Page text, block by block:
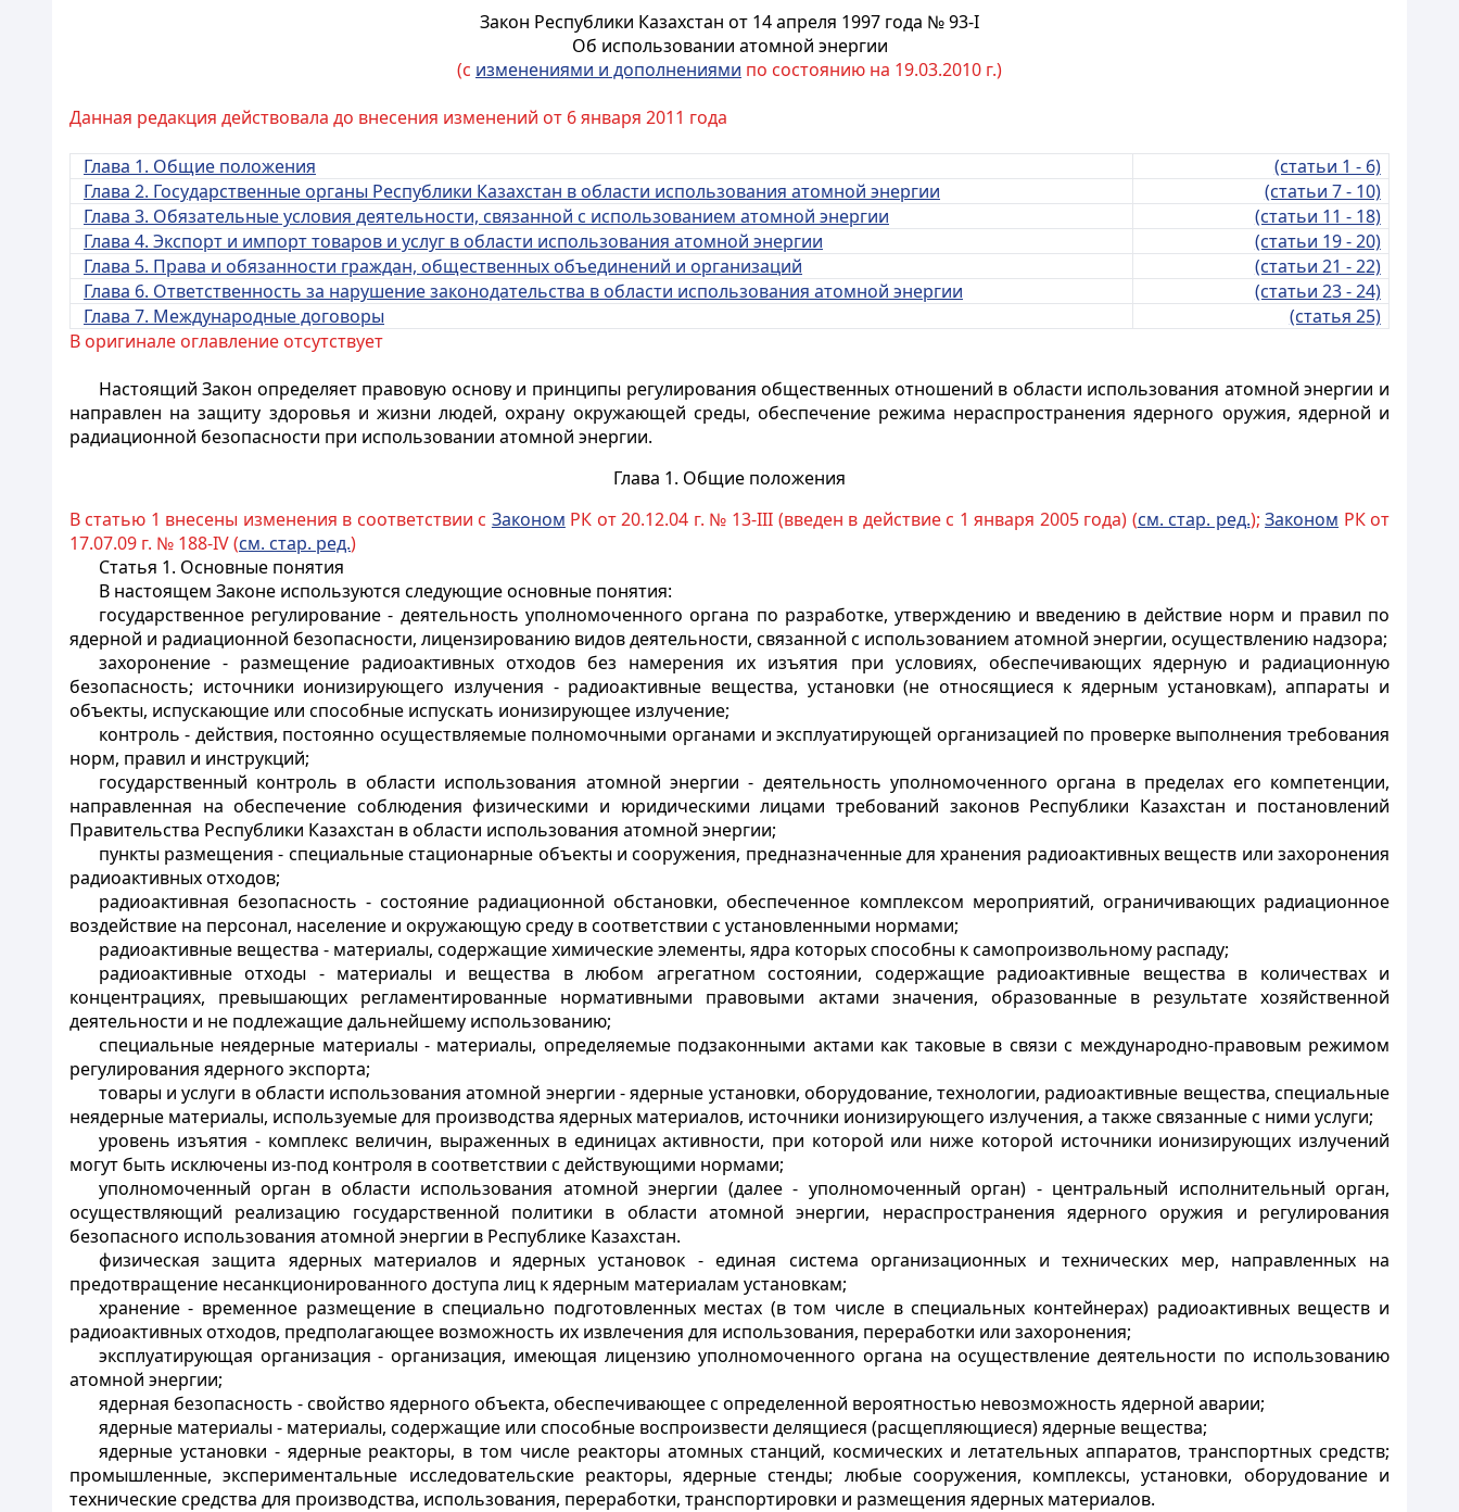
Закон Республики Казахстан от 14 апреля 1997 года № 93-I
Об использовании атомной энергии
(с изменениями и дополнениями по состоянию на 19.03.2010 г.)
Данная редакция действовала до внесения изменений от 6 января 2011 года
Глава 1. Общие положения
(статьи 1 - 6)
Глава 2. Государственные органы Республики Казахстан в области использования атомной энергии
(статьи 7 - 10)
Глава 3. Обязательные условия деятельности, связанной с использованием атомной энергии
(статьи 11 - 18)
Глава 4. Экспорт и импорт товаров и услуг в области использования атомной энергии
(статьи 19 - 20)
Глава 5. Права и обязанности граждан, общественных объединений и организаций
(статьи 21 - 22)
Глава 6. Ответственность за нарушение законодательства в области использования атомной энергии
(статьи 23 - 24)
Глава 7. Международные договоры
(статья 25)
В оригинале оглавление отсутствует
Настоящий Закон определяет правовую основу и принципы регулирования общественных отношений в области использования атомной энергии и
направлен на защиту здоровья и жизни людей, охрану окружающей среды, обеспечение режима нераспространения ядерного оружия, ядерной и
радиационной безопасности при использовании атомной энергии.
Глава 1. Общие положения
В статью 1 внесены изменения в соответствии с Законом РК от 20.12.04 г. № 13-III (введен в действие с 1 января 2005 года) (см. стар. ред.);Законом РК от
17.07.09 г. № 188-IV (см. стар. ред.)
Статья 1. Основные понятия
В настоящем Законе используются следующие основные понятия:
государственное регулирование - деятельность уполномоченного органа по разработке, утверждению и введению в действие норм и правил по
ядерной и радиационной безопасности, лицензированию видов деятельности, связанной с использованием атомной энергии, осуществлению надзора;
захоронение - размещение радиоактивных отходов без намерения их изъятия при условиях, обеспечивающих ядерную и радиационную
безопасность; источники ионизирующего излучения - радиоактивные вещества, установки (не относящиеся к ядерным установкам), аппараты и
объекты, испускающие или способные испускать ионизирующее излучение;
контроль - действия, постоянно осуществляемые полномочными органами и эксплуатирующей организацией по проверке выполнения требования
норм, правил и инструкций;
государственный контроль в области использования атомной энергии - деятельность уполномоченного органа в пределах его компетенции,
направленная на обеспечение соблюдения физическими и юридическими лицами требований законов Республики Казахстан и постановлений
Правительства Республики Казахстан в области использования атомной энергии;
пункты размещения - специальные стационарные объекты и сооружения, предназначенные для хранения радиоактивных веществ или захоронения
радиоактивных отходов;
радиоактивная безопасность - состояние радиационной обстановки, обеспеченное комплексом мероприятий, ограничивающих радиационное
воздействие на персонал, население и окружающую среду в соответствии с установленными нормами;
радиоактивные вещества - материалы, содержащие химические элементы, ядра которых способны к самопроизвольному распаду;
радиоактивные отходы - материалы и вещества в любом агрегатном состоянии, содержащие радиоактивные вещества в количествах и
концентрациях, превышающих регламентированные нормативными правовыми актами значения, образованные в результате хозяйственной
деятельности и не подлежащие дальнейшему использованию;
специальные неядерные материалы - материалы, определяемые подзаконными актами как таковые в связи с международно-правовым режимом
регулирования ядерного экспорта;
товары и услуги в области использования атомной энергии - ядерные установки, оборудование, технологии, радиоактивные вещества, специальные
неядерные материалы, используемые для производства ядерных материалов, источники ионизирующего излучения, а также связанные с ними услуги;
уровень изъятия - комплекс величин, выраженных в единицах активности, при которой или ниже которой источники ионизирующих излучений
могут быть исключены из-под контроля в соответствии с действующими нормами;
уполномоченный орган в области использования атомной энергии (далее - уполномоченный орган) - центральный исполнительный орган,
осуществляющий реализацию государственной политики в области атомной энергии, нераспространения ядерного оружия и регулирования
безопасного использования атомной энергии в Республике Казахстан.
физическая защита ядерных материалов и ядерных установок - единая система организационных и технических мер, направленных на
предотвращение несанкционированного доступа лиц к ядерным материалам установкам;
хранение - временное размещение в специально подготовленных местах (в том числе в специальных контейнерах) радиоактивных веществ и
радиоактивных отходов, предполагающее возможность их извлечения для использования, переработки или захоронения;
эксплуатирующая организация - организация, имеющая лицензию уполномоченного органа на осуществление деятельности по использованию
атомной энергии;
ядерная безопасность - свойство ядерного объекта, обеспечивающее с определенной вероятностью невозможность ядерной аварии;
ядерные материалы - материалы, содержащие или способные воспроизвести делящиеся (расщепляющиеся) ядерные вещества;
ядерные установки - ядерные реакторы, в том числе реакторы атомных станций, космических и летательных аппаратов, транспортных средств;
промышленные, экспериментальные исследовательские реакторы, ядерные стенды; любые сооружения, комплексы, установки, оборудование и
технические средства для производства, использования, переработки, транспортировки и размещения ядерных материалов.